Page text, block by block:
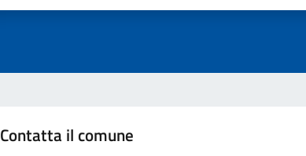
Contatta il comune